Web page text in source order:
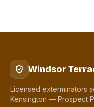
Windsor
Licensed exterminators
Kensington — Prospect